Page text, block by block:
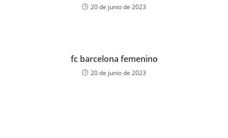
20 de junio de 2023
fc barcelona femenino
20 de junio de 2023